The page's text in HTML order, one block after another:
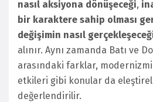
nasıl aksiyona dönüşeceği,
bir karaktere sahip olması
değişimin nasıl
alınır. Aynı zamanda Batı ve
arasındaki farklar,
etkileri gibi konular da eleştirel
değerlendirilir.